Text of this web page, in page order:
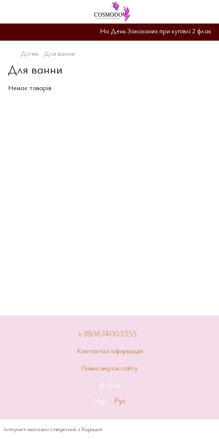
На День Закоханих при купівлі 2
Дітям Для ванни
Для ванни
Немає товарів
+380674003355
Контактна інформація
Повна версія сайту
© 2026
Укр Рус
Інтернет-магазин створений з Хорошоп